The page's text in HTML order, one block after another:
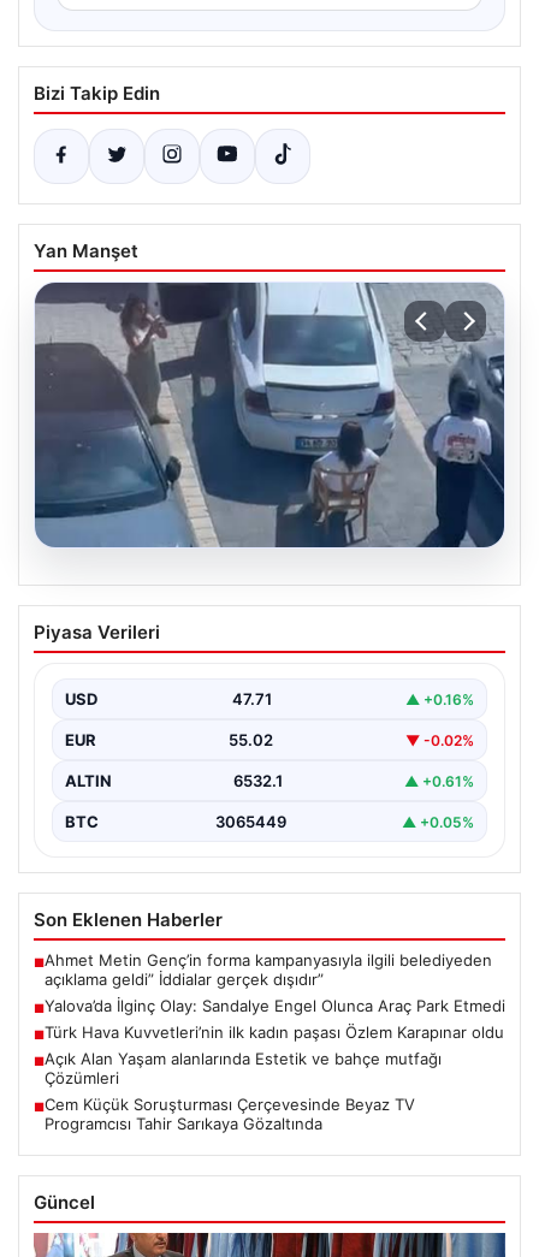
Bizi Takip Edin
Yan Manşet
05.08.2026
Yalova’da İlginç Olay: Sandalye Engel
Olunca Araç Park Etmedi
gerçekleşen bu ilginç olay, bölge sakinlerinin ve
çevredekilerin…
Piyasa Verileri
USD 47.71 ▲ +0.16%
EUR 55.02 ▼ -0.02%
ALTIN 6532.1 ▲ +0.61%
BTC 3065449 ▲ +0.05%
Son Eklenen Haberler
■Ahmet Metin Genç’in forma kampanyasıyla ilgili belediyeden
açıklama geldi” İddialar gerçek dışıdır”
■Yalova’da İlginç Olay: Sandalye Engel Olunca Araç Park Etmedi
■Türk Hava Kuvvetleri’nin ilk kadın paşası Özlem Karapınar oldu
■Açık Alan Yaşam alanlarında Estetik ve bahçe mutfağı
Çözümleri
■Cem Küçük Soruşturması Çerçevesinde Beyaz TV
Programcısı Tahir Sarıkaya Gözaltında
Güncel